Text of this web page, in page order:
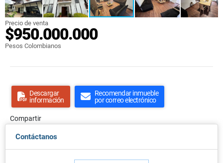
Precio de venta
$950.000.000
Pesos Colombianos
Descargar
información
Recomendar inmueble
por correo electrónico
Compartir
Contáctanos